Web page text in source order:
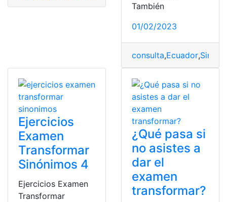
También
01/02/2023
consulta,Ecuador,
Ejercicios
Examen
Transformar
Sinónimos 4
Ejercicios Examen
Transformar
¿Qué pasa si
no asistes a
dar el
examen
transformar?